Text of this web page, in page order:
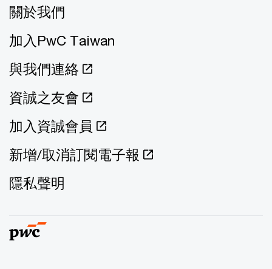
關於我們
加入PwC Taiwan
與我們連絡
資誠之友會
加入資誠會員
新增/取消訂閱電子報
隱私聲明